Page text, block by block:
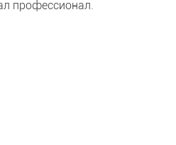
профессионал.